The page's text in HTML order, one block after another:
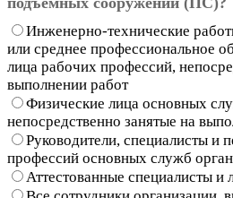
Инженерно-технические
или среднее профессиональное
лица рабочих профессий,
выполнении работ
Физические лица основных
непосредственно занятые на
Руководители, специалисты и
профессий основных служб
Аттестованные специалисты